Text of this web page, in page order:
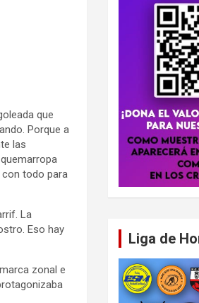
que
Porque a
las
todo para
La
Eso hay
zonal e
Liga de